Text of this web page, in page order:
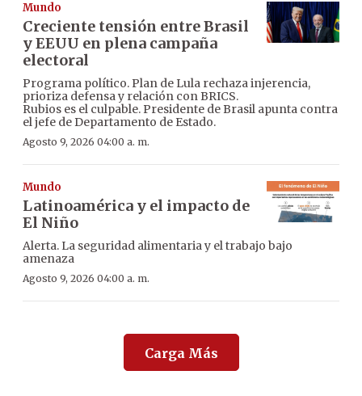
Mundo
Creciente tensión entre Brasil
y EEUU en plena campaña
electoral
Programa político. Plan de Lula rechaza injerencia,
prioriza defensa y relación con BRICS.
Rubios es el culpable. Presidente de Brasil apunta contra
el jefe de Departamento de Estado.
Agosto 9, 2026 04:00 a. m.
Mundo
Latinoamérica y el impacto de
El Niño
Alerta. La seguridad alimentaria y el trabajo bajo
amenaza
Agosto 9, 2026 04:00 a. m.
Carga Más